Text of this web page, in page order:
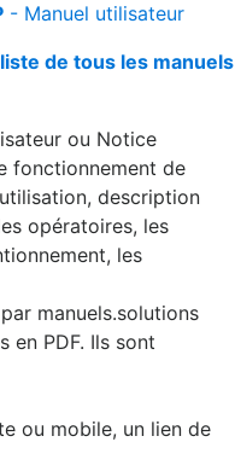
- Manuel utilisateur
de tous les manuels
ou Notice
fonctionnement de
description
opératoires, les
les
manuels.solutions
en PDF. Ils sont
ou mobile, un lien de